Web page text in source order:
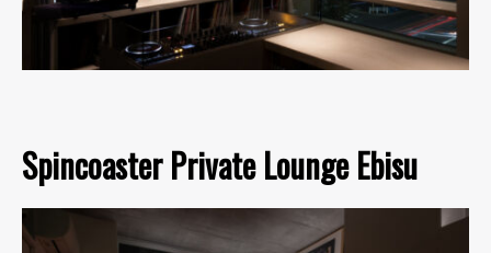
Spincoaster Private Lounge Ebisu